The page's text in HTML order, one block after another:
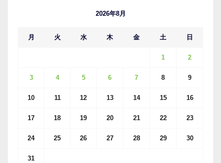
2026年8月
月 火 水 木 金 土 日
1 2
3 4 5 6 7 8 9
10 11 12 13 14 15 16
17 18 19 20 21 22 23
24 25 26 27 28 29 30
31